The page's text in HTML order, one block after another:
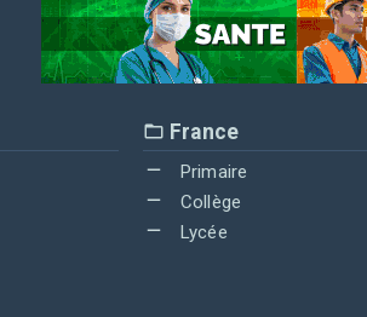
France
Primaire
Collège
Lycée